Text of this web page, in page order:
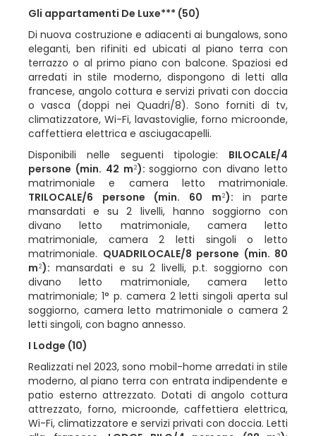
Gli appartamenti De Luxe*** (50)
Di nuova costruzione e adiacenti ai bungalows, sono
eleganti, ben rifiniti ed ubicati al piano terra con
terrazzo o al primo piano con balcone. Spaziosi ed
arredati in stile moderno, dispongono di letti alla
francese, angolo cottura e servizi privati con doccia
o vasca (doppi nei Quadri/8). Sono forniti di tv,
climatizzatore, Wi-Fi, lavastoviglie, forno microonde,
caffettiera elettrica e asciugacapelli.
Disponibili nelle seguenti tipologie: BILOCALE/4
persone (min. 42 m2):soggiorno con divano letto
matrimoniale e camera letto matrimoniale.
TRILOCALE/6 persone (min. 60 m2): in parte
mansardati e su 2 livelli, hanno soggiorno con
divano letto matrimoniale, camera letto
matrimoniale, camera 2 letti singoli o letto
matrimoniale. QUADRILOCALE/8 persone (min. 80
m2): mansardati e su 2 livelli, p.t. soggiorno con
divano letto matrimoniale, camera letto
matrimoniale; 1° p. camera 2 letti singoli aperta sul
soggiorno, camera letto matrimoniale o camera 2
letti singoli, con bagno annesso.
I Lodge (10)
Realizzati nel 2023, sono mobil-home arredati in stile
moderno, al piano terra con entrata indipendente e
patio esterno attrezzato. Dotati di angolo cottura
attrezzato, forno, microonde, caffettiera elettrica,
Wi-Fi, climatizzatore e servizi privati con doccia. Letti